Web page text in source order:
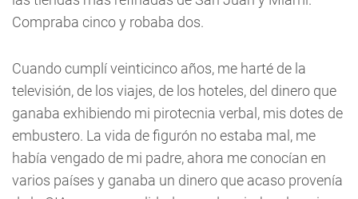
Compraba cinco y robaba dos.
Cuando cumplí veinticinco años, me harté de la
televisión, de los viajes, de los hoteles, del dinero que
ganaba exhibiendo mi pirotecnia verbal, mis dotes de
embustero. La vida de figurón no estaba mal, me
había vengado de mi padre, ahora me conocían en
varios países y ganaba un dinero que acaso provenía